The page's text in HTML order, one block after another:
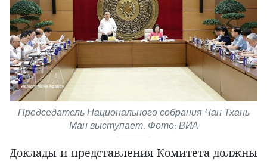
Председатель Национального собрания Чан Тхань
Ман выступает. Фото: ВИА
Доклады и представления Комитета должны